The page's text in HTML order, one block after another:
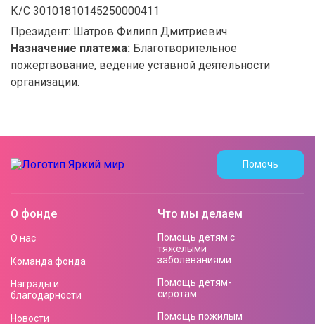
К/С 30101810145250000411
Президент: Шатров Филипп Дмитриевич
Назначение платежа: Благотворительное
пожертвование, ведение уставной деятельности
организации.
Помочь
О фонде
О нас
Команда фонда
Награды и
благодарности
Новости
Что мы делаем
Помощь детям с
тяжелыми
заболеваниями
Помощь детям-
сиротам
Помощь пожилым